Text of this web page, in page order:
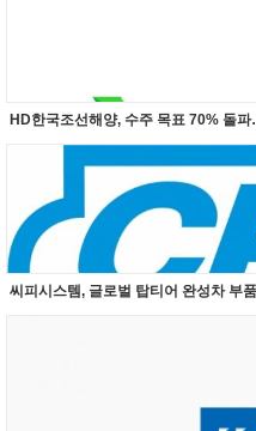
HD한국조선해양, 수주 목표 70% 돌
씨피시스템, 글로벌 탑티어 완성차 부